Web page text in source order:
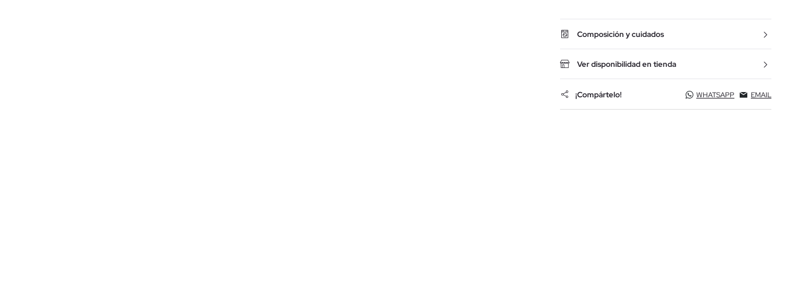
Composición y cuidados
Ver disponibilidad en tienda
¡Compártelo! WHATSAPP EMAIL